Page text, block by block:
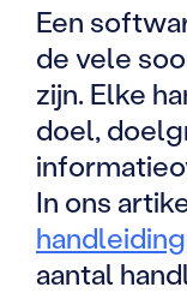
Een
de vele
zijn. Elke
doel,
In ons
aantal